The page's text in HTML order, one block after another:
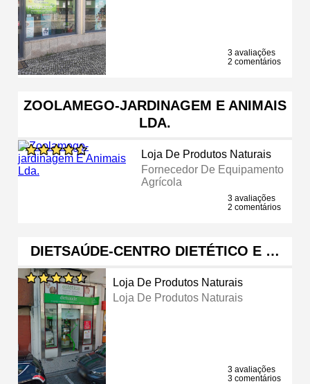
3 avaliações
2 comentários
ZOOLAMEGO-JARDINAGEM E ANIMAIS
LDA.
Loja De Produtos Naturais
Fornecedor De Equipamento
Agrícola
3 avaliações
2 comentários
DIETSAÚDE-CENTRO DIETÉTICO E …
Loja De Produtos Naturais
Loja De Produtos Naturais
3 avaliações
3 comentários